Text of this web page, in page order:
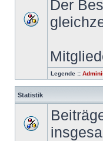
Der
Legende ::
Statistik